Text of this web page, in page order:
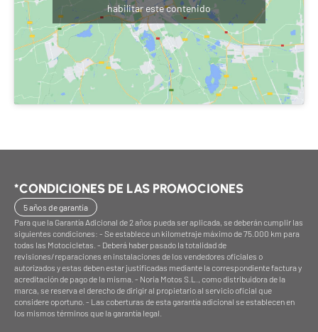
habilitar este contenido
*CONDICIONES DE LAS PROMOCIONES
5 años de garantía
Para que la Garantía Adicional de 2 años pueda ser aplicada, se deberán cumplir las
siguientes condiciones: - Se establece un kilometraje máximo de 75.000 km para
todas las Motocicletas. - Deberá haber pasado la totalidad de
revisiones/reparaciones en instalaciones de los vendedores oficiales o
autorizados y estas deben estar justificadas mediante la correspondiente factura y
acreditación de pago de la misma. - Noria Motos S.L., como distribuidora de la
marca, se reserva el derecho de dirigir al propietario al servicio oficial que
considere oportuno. - Las coberturas de esta garantía adicional se establecen en
los mismos términos que la garantía legal.